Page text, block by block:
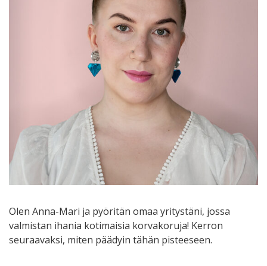
Olen Anna-Mari ja pyöritän omaa yritystäni, jossa
valmistan ihania kotimaisia korvakoruja! Kerron
seuraavaksi, miten päädyin tähän pisteeseen.